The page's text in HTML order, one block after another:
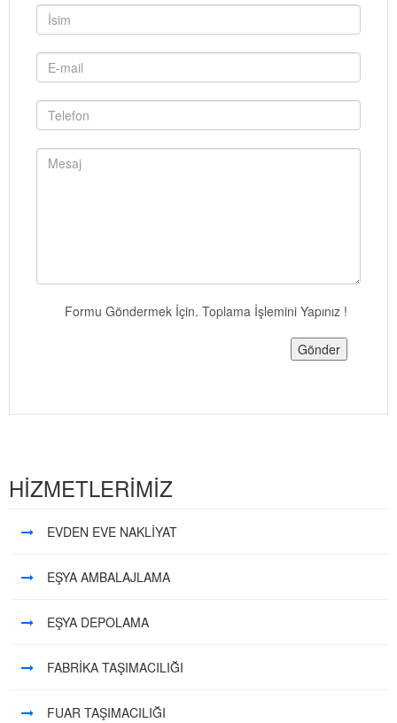
Formu Göndermek İçin. Toplama İşlemini Yapınız !
HİZMETLERİMİZ
EVDEN EVE NAKLİYAT
EŞYA AMBALAJLAMA
EŞYA DEPOLAMA
FABRİKA TAŞIMACILIĞI
FUAR TAŞIMACILIĞI